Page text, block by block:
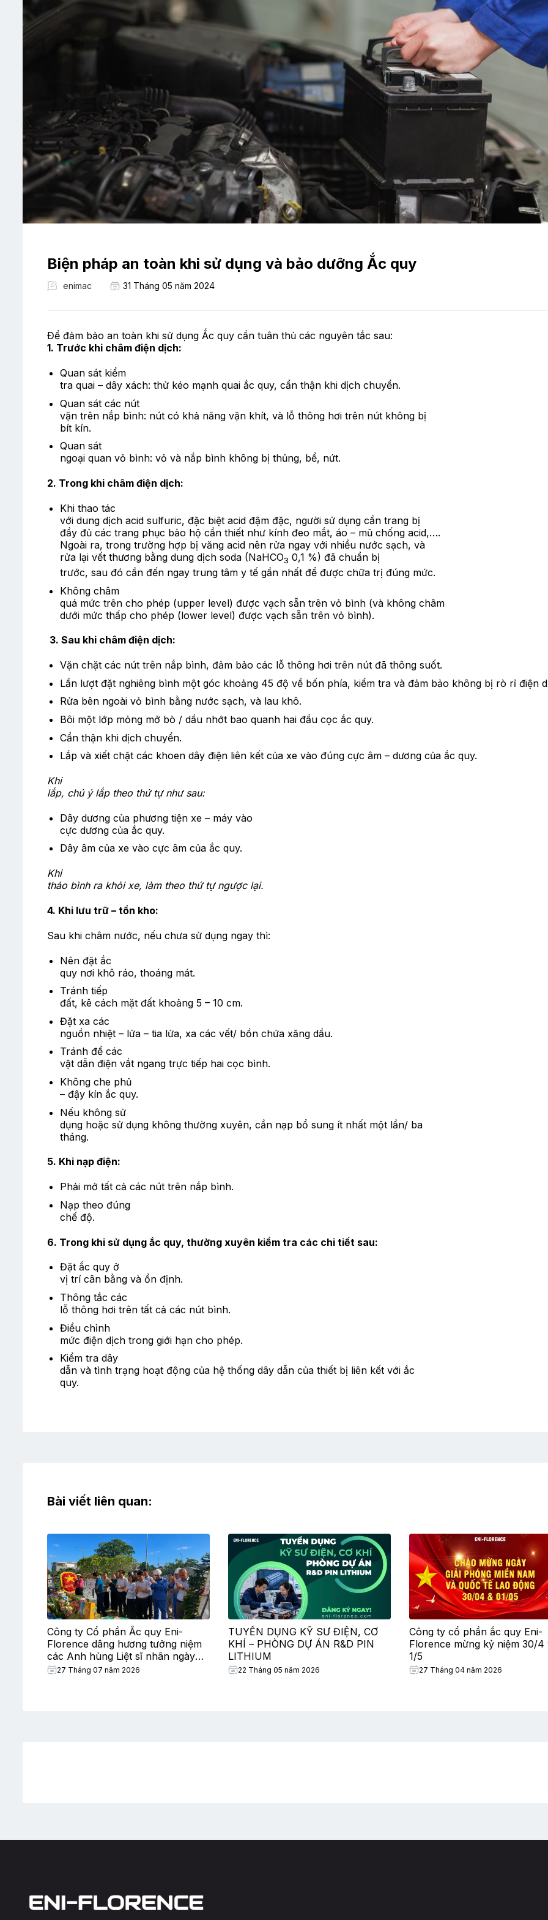
Biện pháp an toàn khi sử dụng và bảo dưỡng Ắc quy
enimac 31 Tháng 05 năm 2024
Để đảm bảo an toàn khi sử dụng Ắc quy cần tuân thủ các nguyên tắc sau:
1. Trước khi châm điện dịch:
Quan sát kiểm
tra quai – dây xách: thử kéo mạnh quai ắc quy, cẩn thận khi dịch chuyển.
Quan sát các nút
vặn trên nắp bình: nút có khả năng vặn khít, và lỗ thông hơi trên nút không bị
bít kín.
Quan sát
ngoại quan vỏ bình: vỏ và nắp bình không bị thủng, bể, nứt.
2. Trong khi châm điện dịch:
Khi thao tác
với dung dịch acid sulfuric, đặc biệt acid đậm đặc, người sử dụng cần trang bị
đầy đủ các trang phục bảo hộ cần thiết như kính đeo mắt, áo – mũ chống acid,….
Ngoài ra, trong trường hợp bị văng acid nên rửa ngay với nhiều nước sạch, và
rửa lại vết thương bằng dung dịch soda (NaHCO3 0,1 %) đã chuẩn bị
trước, sau đó cần đến ngay trung tâm y tế gần nhất để được chữa trị đúng mức.
Không châm
quá mức trên cho phép (upper level) được vạch sẵn trên vỏ bình (và không châm
dưới mức thấp cho phép (lower level) được vạch sẵn trên vỏ bình).
3. Sau khi châm điện dịch:
Vặn chặt các nút trên nắp bình, đảm bảo các lỗ thông hơi trên nút đã thông suốt.
Lần lượt đặt nghiêng bình một góc khoảng 45 độ về bốn phía, kiểm tra và đảm bảo không bị rò rỉ điện
Rửa bên ngoài vỏ bình bằng nước sạch, và lau khô.
Bôi một lớp mỏng mở bò / dầu nhớt bao quanh hai đầu cọc ắc quy.
Cẩn thận khi dịch chuyển.
Lắp và xiết chặt các khoen dây điện liên kết của xe vào đúng cực âm – dương của ắc quy.
Khi
lắp, chú ý lắp theo thứ tự như sau:
Dây dương của phương tiện xe – máy vào
cực dương của ắc quy.
Dây âm của xe vào cực âm của ắc quy.
Khi
tháo bình ra khỏi xe, làm theo thứ tự ngược lại.
4. Khi lưu trữ – tồn kho:
Sau khi châm nước, nếu chưa sử dụng ngay thì:
Nên đặt ắc
quy nơi khô ráo, thoáng mát.
Tránh tiếp
đất, kê cách mặt đất khoảng 5 – 10 cm.
Đặt xa các
nguồn nhiệt – lửa – tia lửa, xa các vết/ bồn chứa xăng dầu.
Tránh để các
vật dẫn điện vắt ngang trực tiếp hai cọc bình.
Không che phủ
– đậy kín ắc quy.
Nếu không sử
dụng hoặc sử dụng không thường xuyên, cần nạp bổ sung ít nhất một lần/ ba
tháng.
5. Khi nạp điện:
Phải mở tất cả các nút trên nắp bình.
Nạp theo đúng
chế độ.
6. Trong khi sử dụng ắc quy, thường xuyên kiểm tra các chi tiết sau:
Đặt ắc quy ở
vị trí cân bằng và ổn định.
Thông tắc các
lỗ thông hơi trên tất cả các nút bình.
Điều chỉnh
mức điện dịch trong giới hạn cho phép.
Kiểm tra dây
dẫn và tình trạng hoạt động của hệ thống dây dẫn của thiết bị liên kết với ắc
quy.
Bài viết liên quan:
Công ty Cổ phần Ắc quy Eni-
Florence dâng hương tưởng niệm
các Anh hùng Liệt sĩ nhân ngày
Thương binh – Liệt sĩ
27 Tháng 07 năm 2026
TUYỂN DỤNG KỸ SƯ ĐIỆN, CƠ
KHÍ – PHÒNG DỰ ÁN R&D PIN
LITHIUM
22 Tháng 05 năm 2026
Công ty cổ phần ắc quy Eni-
Florence mừng kỷ niệm 30/4
1/5
27 Tháng 04 năm 2026